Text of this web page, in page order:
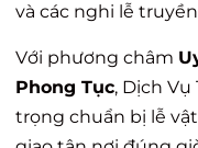
và các nghi lễ
Với phương châm
Phong Tục, Dịch Vụ
trọng chuẩn bị lễ